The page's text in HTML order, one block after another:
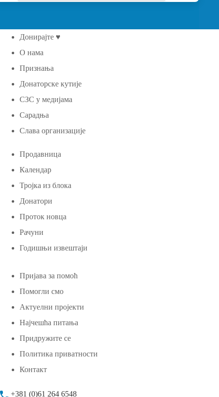
Донирајте ♥
О нама
Признања
Донаторске кутије
СЗС у медијама
Сарадња
Слава организације
Продавница
Календар
Тројка из блока
Донатори
Проток новца
Рачуни
Годишњи извештаји
Пријава за помоћ
Помогли смо
Актуелни пројекти
Најчешћа питања
Придружите се
Политика приватности
Контакт
+381 (0)61 264 6548